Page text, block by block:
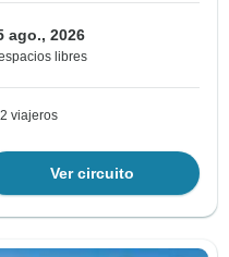
ago., 2026
libres
viajeros
Ver circuito